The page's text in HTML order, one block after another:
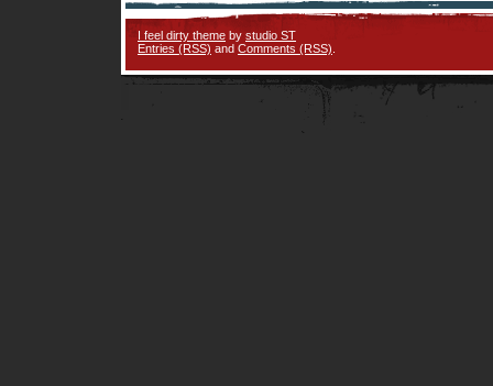
I feel dirty theme by studio ST
Entries (RSS) and Comments (RSS)